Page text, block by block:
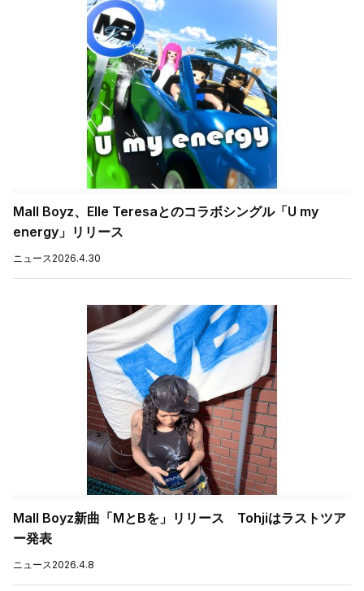
Mall Boyz、Elle Teresaとのコラボシングル「U my
energy」リリース
ニュース2026.4.30
Mall Boyz新曲「MとBを」リリース Tohjiはラストツア
ー発表
ニュース2026.4.8